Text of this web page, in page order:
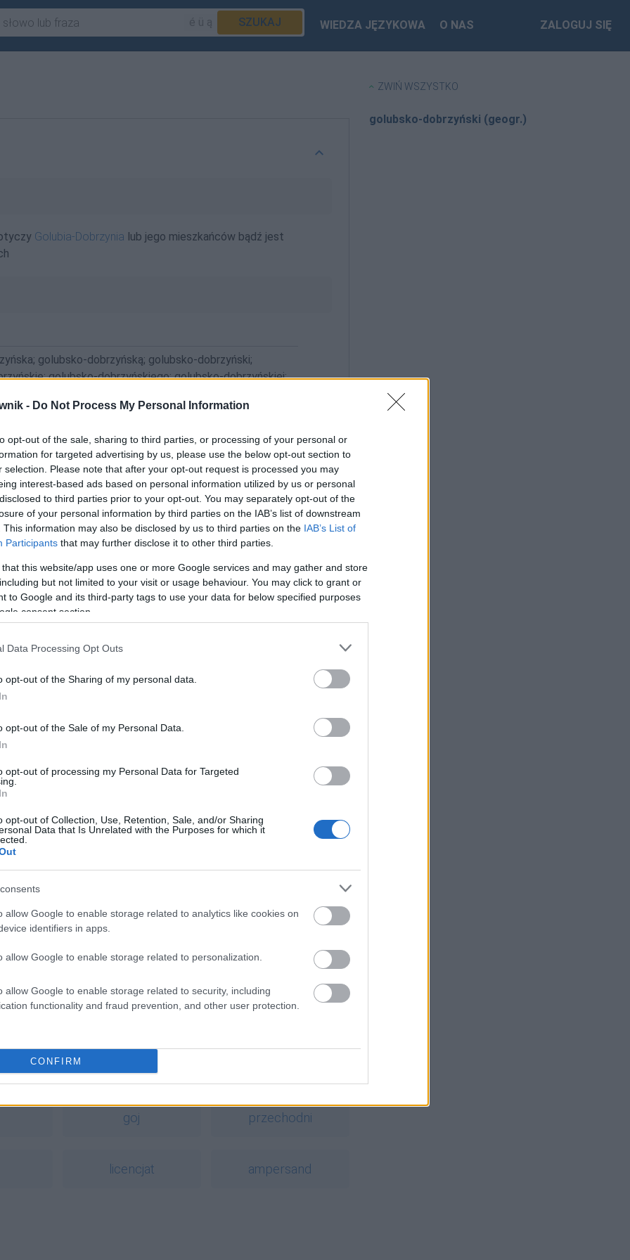
- Do Not Process My Personal Information
opt-out of the sale, sharing to third parties, or processing of your personal or
for targeted advertising by us, please use the below opt-out section to
selection. Please note that after your opt-out request is processed you may
interest-based ads based on personal information utilized by us or personal
to third parties prior to your opt-out. You may separately opt-out of the
of your personal information by third parties on the IAB’s list of downstream
This information may also be disclosed by us to third parties on the IAB’s List of
Participants that may further disclose it to other third parties.
that this website/app uses one or more Google services and may gather and store
but not limited to your visit or usage behaviour. You may click to grant or
to Google and its third-party tags to use your data for below specified purposes
consent section.
Data Processing Opt Outs
opt-out of the Sharing of my personal data.
opt-out of the Sale of my Personal Data.
opt-out of processing my Personal Data for Targeted
opt-out of Collection, Use, Retention, Sale, and/or Sharing
Data that Is Unrelated with the Purposes for which it
allow Google to enable storage related to analytics like cookies on
identifiers in apps.
allow Google to enable storage related to personalization.
allow Google to enable storage related to security, including
functionality and fraud prevention, and other user protection.
CONFIRM
SZUKAJ WIEDZA JĘZYKOWA O NAS ZALOGUJ SIĘ
Golubia-Dobrzynia lub jego mieszkańców bądź jest
golubsko-dobrzyńską; golubsko-dobrzyński;
golubsko-dobrzyńskiego; golubsko-dobrzyńskiej;
golubsko-dobrzyńskimi
Brakuje czegoś w haśle?
abonenci Dobrego słownika.
rzecze
goj przechodni
licencjat ampersand
ZWIŃ WSZYSTKO
golubsko-dobrzyński (geogr.)